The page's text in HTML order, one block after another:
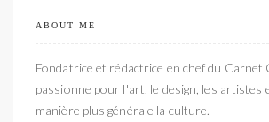
ABOUT ME
Fondatrice et rédactrice en chef du Carnet
passionne pour l'art, le design, les artistes
manière plus générale la culture.